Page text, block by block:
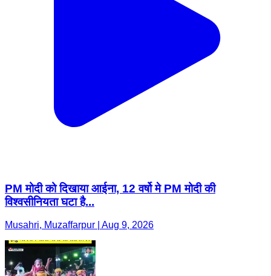
PM मोदी को दिखाया आईना, 12 वर्षो मे PM मोदी की
विश्वसीनियता घटा है...
Musahri, Muzaffarpur | Aug 9, 2026